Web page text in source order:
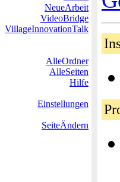
NeueArbeit
VideoBridge
VillageInnovationTalk
AlleOrdner
AlleSeiten
Hilfe
Einstellungen
SeiteÄndern